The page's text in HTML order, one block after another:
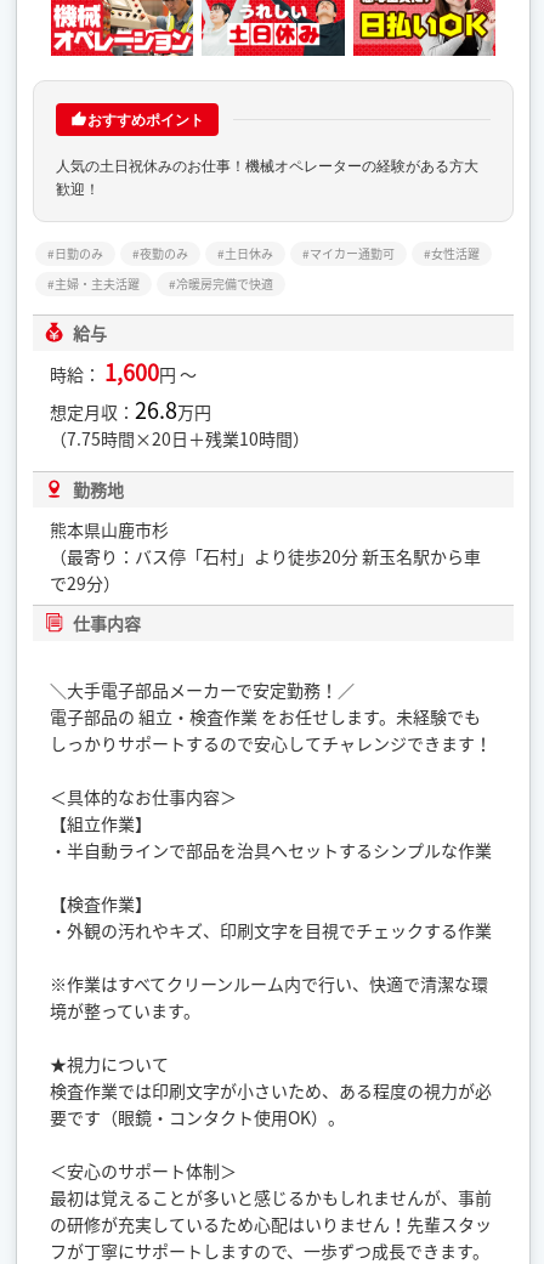
おすすめポイント
人気の土日祝休みのお仕事！機械オペレーターの経験がある方大
歓迎！
日勤のみ 夜勤のみ 土日休み マイカー通勤可
女性活躍
主婦・主夫活躍
冷暖房完備で快適
給与
時給： 1,600円 ～
想定月収：26.8万円
（7.75時間×20日＋残業10時間）
勤務地
熊本県山鹿市杉
（最寄り：バス停「石村」より徒歩20分 新玉名駅から車
で29分）
仕事内容
＼大手電子部品メーカーで安定勤務！／
電子部品の 組立・検査作業 をお任せします。未経験でも
しっかりサポートするので安心してチャレンジできます！
＜具体的なお仕事内容＞
【組立作業】
・半自動ラインで部品を治具へセットするシンプルな作業
【検査作業】
・外観の汚れやキズ、印刷文字を目視でチェックする作業
※作業はすべてクリーンルーム内で行い、快適で清潔な環
境が整っています。
★視力について
検査作業では印刷文字が小さいため、ある程度の視力が必
要です（眼鏡・コンタクト使用OK）。
＜安心のサポート体制＞
最初は覚えることが多いと感じるかもしれませんが、事前
の研修が充実しているため心配はいりません！先輩スタッ
フが丁寧にサポートしますので、一歩ずつ成長できます。